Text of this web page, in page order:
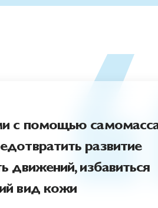
с помощью
развитие
движений, избавиться
вид кожи